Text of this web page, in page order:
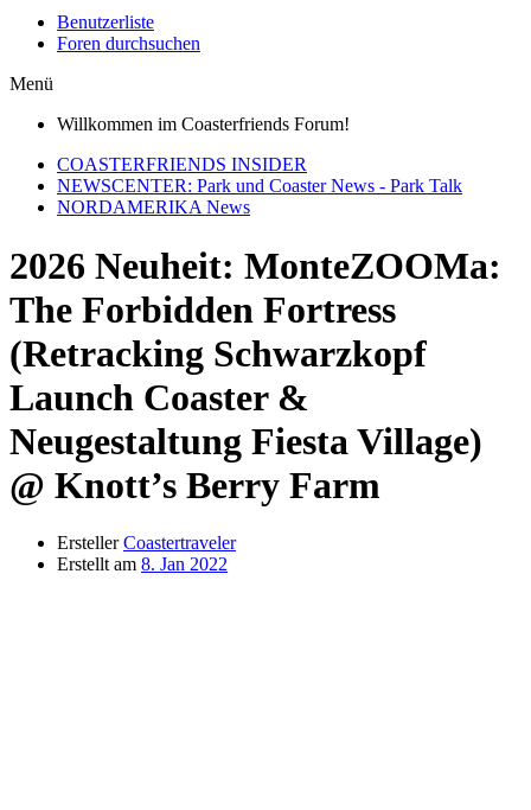
Benutzerliste
Foren durchsuchen
Menü
Willkommen im Coasterfriends Forum!
COASTERFRIENDS INSIDER
NEWSCENTER: Park und Coaster News - Park Talk
NORDAMERIKA News
2026 Neuheit: MonteZOOMa:
The Forbidden Fortress
(Retracking Schwarzkopf
Launch Coaster &
Neugestaltung Fiesta Village)
@ Knott’s Berry Farm
Ersteller Coastertraveler
Erstellt am 8. Jan 2022